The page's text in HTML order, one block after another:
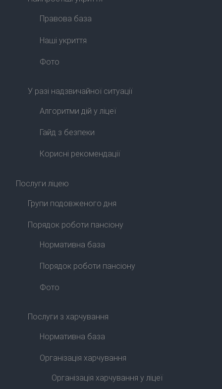
Правова база
Наші укриття
Фото
У разі надзвичайної ситуації
Алгоритми дій у ліцеї
Гайд з безпеки
Корисні рекомендації
Послуги ліцею
Групи подовженого дня
Порядок роботи пансіону
Нормативна база
Порядок роботи пансіону
Фото
Послуги з харчування
Нормативна база
Організація харчування
Організація харчування у ліцеї